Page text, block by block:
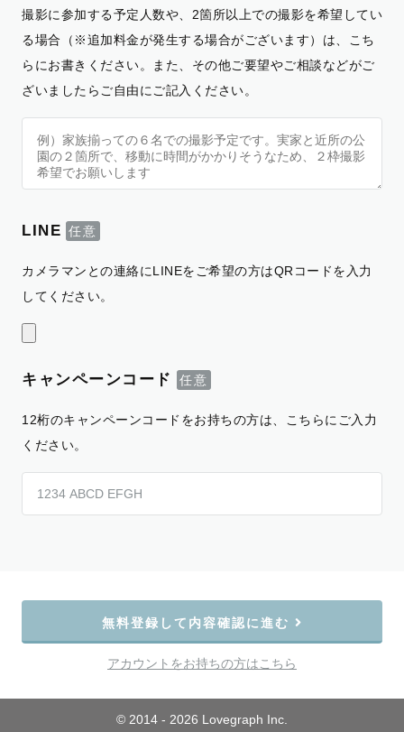
撮影に参加する予定人数や、2箇所以上での撮影を希望してい
る場合（※追加料金が発生する場合がございます）は、こち
らにお書きください。また、その他ご要望やご相談などがご
ざいましたらご自由にご記入ください。
LINE
カメラマンとの連絡にLINEをご希望の方はQRコードを入力
してください。
キャンペーンコード
12桁のキャンペーンコードをお持ちの方は、こちらにご入力
ください。
無料登録して内容確認に進む
アカウントをお持ちの方はこちら
© 2014 - 2026 Lovegraph Inc.